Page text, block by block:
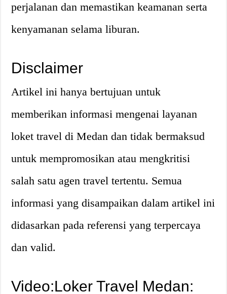
perjalanan dan memastikan keamanan serta
kenyamanan selama liburan.
Disclaimer
Artikel ini hanya bertujuan untuk
memberikan informasi mengenai layanan
loket travel di Medan dan tidak bermaksud
untuk mempromosikan atau mengkritisi
salah satu agen travel tertentu. Semua
informasi yang disampaikan dalam artikel ini
didasarkan pada referensi yang terpercaya
dan valid.
Video:Loker Travel Medan: